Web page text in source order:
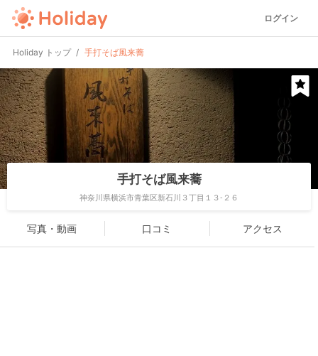
ログイン
Holiday トップ 手打そば風来蕎
手打そば風来蕎
神奈川県横浜市青葉区新石川３丁目１３-２６
写真・動画 口コミ アクセス